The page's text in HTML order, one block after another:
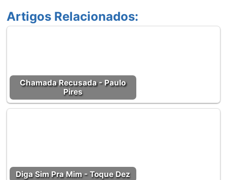
Artigos Relacionados:
Chamada Recusada - Paulo
Pires
Diga Sim Pra Mim - Toque Dez